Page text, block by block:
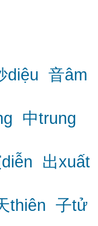
diệu 音âm
中trung
出xuất
thiên 子tử